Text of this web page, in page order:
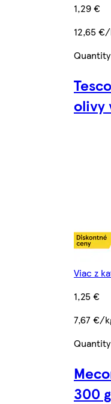
1,29 €
12,65
olivy
Viac z
1,25 €
7,67 €/
300 g